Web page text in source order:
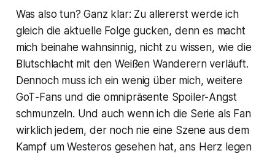
Was also tun? Ganz klar: Zu allererst werde ich
gleich die aktuelle Folge gucken, denn es macht
mich beinahe wahnsinnig, nicht zu wissen, wie die
Blutschlacht mit den Weißen Wanderern verläuft.
Dennoch muss ich ein wenig über mich, weitere
GoT-Fans und die omnipräsente Spoiler-Angst
schmunzeln. Und auch wenn ich die Serie als Fan
wirklich jedem, der noch nie eine Szene aus dem
Kampf um Westeros gesehen hat, ans Herz legen